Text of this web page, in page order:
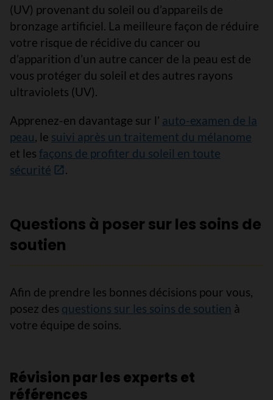
(UV) provenant du soleil ou d’appareils de
bronzage artificiel. La meilleure façon de réduire
votre risque de récidive du cancer ou
d’apparition d’un autre cancer de la peau est de
vous protéger du soleil et des autres rayons
ultraviolets (UV).
Apprenez-en davantage sur l’ auto-examen de la
peau, le suivi après un traitement du mélanome
et les façons de profiter du soleil en toute
sécurité
.
Questions à poser sur les soins de
soutien
Afin de prendre les bonnes décisions pour vous,
posez des questions sur les soins de soutien à
votre équipe de soins.
Révision par les experts et
références